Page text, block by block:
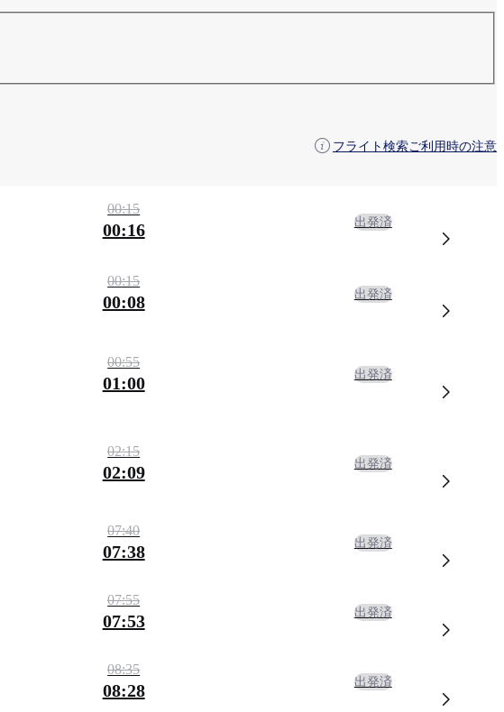
フライト検索ご利用時の注意
00:15
00:16 出発済
00:15
00:08 出発済
00:55
01:00 出発済
02:15
02:09 出発済
07:40
07:38 出発済
07:55
07:53 出発済
08:35
08:28 出発済